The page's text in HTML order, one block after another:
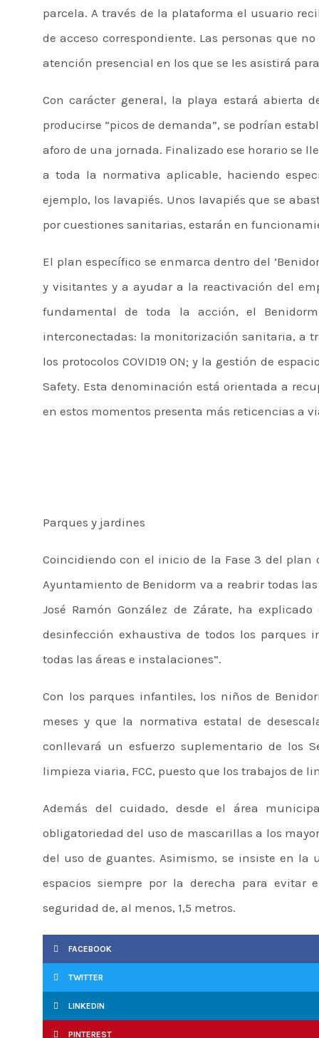
parcela. A través de la plataforma el usuario
de acceso correspondiente. Las personas que
atención presencial en los que se les asistirá
Con carácter general, la playa estará abierta
producirse “picos de demanda”, se podrían
aforo de una jornada. Finalizado ese horario se
a toda la normativa aplicable, haciendo
ejemplo, los lavapiés. Unos lavapiés que se
por cuestiones sanitarias, estarán en
El plan específico se enmarca dentro del
y visitantes y a ayudar a la reactivación del
fundamental de toda la acción, el
interconectadas: la monitorización sanitaria, a
los protocolos COVID19 ON; y la gestión de
Safety. Esta denominación está orientada a
en estos momentos presenta más reticencias a
Parques y jardines
Coincidiendo con el inicio de la Fase 3 del
Ayuntamiento de Benidorm va a reabrir todas
José Ramón González de Zárate, ha
desinfección exhaustiva de todos los
todas las áreas e instalaciones”.
Con los parques infantiles, los niños de
meses y que la normativa estatal de
conllevará un esfuerzo suplementario de los
limpieza viaria, FCC, puesto que los trabajos de
Además del cuidado, desde el área
obligatoriedad del uso de mascarillas a los
del uso de guantes. Asimismo, se insiste en la
espacios siempre por la derecha para evitar
seguridad de, al menos, 1,5 metros.
FACEBOOK
TWITTER
LINKEDIN
PINTEREST